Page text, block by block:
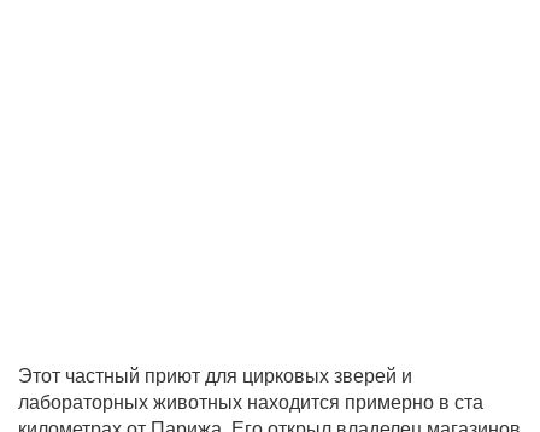
Этот частный приют для цирковых зверей и
лабораторных животных находится примерно в ста